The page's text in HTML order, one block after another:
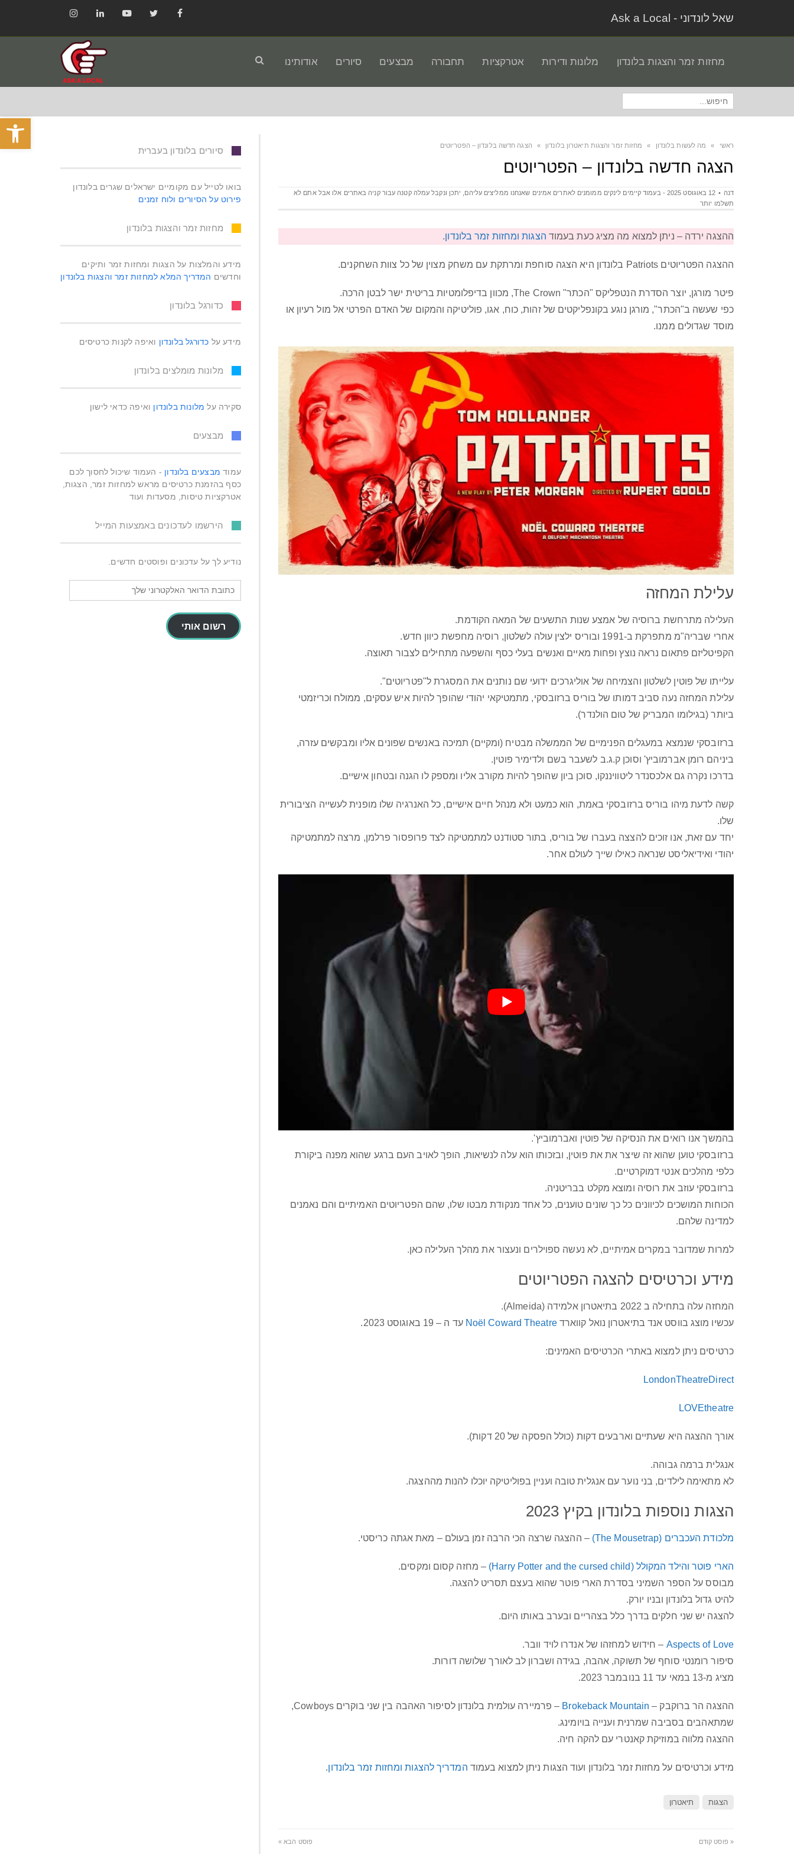
פתח
שאל לונדוני - Ask a Local
מחזות זמר והצגות בלונדון מלונות ודירות אטרקציות תחבורה מבצעים סיורים אודותינו
חיפוש
ראשי » מה לעשות בלונדון » מחזות זמר והצגות תיאטרון בלונדון » הצגה חדשה בלונדון – הפטריוטים
הצגה חדשה בלונדון – הפטריוטים
דנה
12 באוגוסט 2025 - בעמוד קיימים לינקים ממומנים לאתרים אמינים שאנחנו ממליצים עליהם‫,‬ יתכן ונקבל עמלה קטנה עבור קניה באתרים אלו אבל אתם לא
תשלמו יותר
ההצגה ירדה – ניתן למצוא מה מציג כעת בעמוד הצגות ומחזות זמר בלונדון.
ההצגה הפטריוטים Patriots בלונדון היא הצגה סוחפת ומרתקת עם משחק מצוין של כל צוות השחקנים.
פיטר מורגן, יוצר הסדרת הנטפליקס "הכתר" The Crown, מכוון בדיפלומטיות בריטית ישר לבטן הרכה.
כפי שעשה ב"הכתר", מורגן נוגע בקונפליקטים של זהות, כוח, אגו, פוליטיקה והמקום של האדם הפרטי אל מול רעיון או
מוסד שגדולים ממנו.
עלילת המחזה
העלילה מתרחשת ברוסיה של אמצע שנות התשעים של המאה הקודמת.
אחרי שבריה"מ מתפרקת ב-1991 ובוריס ילצין עולה לשלטון, רוסיה מחפשת כיוון חדש.
הקפיטליזם פתאום נראה נוצץ ופחות מאיים ואנשים בעלי כסף והשפעה מתחילים לצבור תאוצה.
עלייתו של פוטין לשלטון והצמיחה של אוליגרכים ידועי שם נותנים את המסגרת ל"פטריוטים".
עלילת המחזה נעה סביב דמותו של בוריס ברזובסקי, מתמטיקאי יהודי שהופך להיות איש עסקים, ממולח וכריזמטי
ביותר (בגילומו המבריק של טום הולנדר).
ברזובסקי שנמצא במעגלים הפנימיים של הממשלה מבטיח (ומקיים) תמיכה באנשים שפונים אליו ומבקשים עזרה,
ביניהם רומן אברמוביץ' וסוכן ק.ג.ב לשעבר בשם ולדימיר פוטין.
בדרכו נקרה גם אלכסנדר ליטוויננקו, סוכן ביון שהופך להיות מקורב אליו ומספק לו הגנה ובטחון אישיים.
קשה לדעת מיהו בוריס ברזובסקי באמת, הוא כמעט ולא מנהל חיים אישיים, כל האנרגיה שלו מופנית לעשייה הציבורית
שלו.
יחד עם זאת, אנו זוכים להצצה בעברו של בוריס, בתור סטודנט למתמטיקה לצד פרופסור פרלמן, מרצה למתמטיקה
יהודי ואידיאליסט שנראה כאילו שייך לעולם אחר.
בהמשך אנו רואים את הנסיקה של פוטין ואברמוביץ'.
ברזובסקי טוען שהוא זה שיצר את את פוטין, ובזכותו הוא עלה לנשיאות, הופך לאויב העם ברגע שהוא מפנה ביקורת
כלפי מהלכים אנטי דמוקרטיים.
ברזובסקי עוזב את רוסיה ומוצא מקלט בבריטניה.
הכוחות המושכים לכיוונים כל כך שונים טוענים, כל אחד מנקודת מבטו שלו, שהם הפטריוטים האמיתיים והם נאמנים
למדינה שלהם.
למרות שמדובר במקרים אמיתיים, לא נעשה ספוילרים ונעצור את מהלך העלילה כאן.
מידע וכרטיסים להצגה הפטריוטים
המחזה עלה בתחילה ב 2022 בתיאטרון אלמידה (Almeida).
עכשיו מוצג בווסט אנד בתיאטרון נואל קווארדNoël Coward Theatre עד ה – 19 באוגוסט 2023.
כרטיסים ניתן למצוא באתרי הכרטיסים האמינים:
LondonTheatreDirect
LOVEtheatre
אורך ההצגה היא שעתיים וארבעים דקות (כולל הפסקה של 20 דקות).
אנגלית ברמה גבוהה.
לא מתאימה לילדים, בני נוער עם אנגלית טובה ועניין בפוליטיקה יוכלו להנות מההצגה.
הצגות נוספות בלונדון בקיץ 2023
מלכודת העכברים (The Mousetrap) – ההצגה שרצה הכי הרבה זמן בעולם – מאת אגתה כריסטי.
הארי פוטר והילד המקולל (Harry Potter and the cursed child)
– מחזה קסום ומקסים.
מבוסס על הספר השמיני בסדרת הארי פוטר שהוא בעצם תסריט להצגה.
להיט גדול בלונדון ובניו יורק.
להצגה יש שני חלקים בדרך כלל בצהריים ובערב באותו היום.
Aspects of Love – חידוש למחזהו של אנדרו לויד וובר.
סיפור רומנטי סוחף של תשוקה, אהבה, בגידה ושברון לב לאורך שלושה דורות.
מציג מ-13 במאי עד 11 בנובמבר 2023.
ההצגה הר ברוקבק –Brokeback Mountain
– פרמיירה עולמית בלונדון לסיפור האהבה בין שני בוקרים Cowboys,
שמתאהבים בסביבה שמרנית וענייה בויומינג.
ההצגה מלווה במוזיקת קאנטרי עם להקה חיה.
מידע וכרטיסים על מחזות זמר בלונדון ועוד הצגות ניתן למצוא בעמוד המדריך להצגות ומחזות זמר בלונדון.
הצגות תיאטרון
« פוסט קודם פוסט הבא »
סיורים בלונדון בעברית
בואו לטייל עם מקומיים ישראלים שגרים בלונדון
פירוט על הסיורים ולוח זמנים
מחזות זמר והצגות בלונדון
מידע והמלצות על הצגות ומחזות זמר ותיקים
וחדשים המדריך המלא למחזות זמר והצגות בלונדון
כדורגל בלונדון
מידע על כדורגל בלונדון ואיפה לקנות כרטיסים
מלונות מומלצים בלונדון
סקירה על מלונות בלונדון ואיפה כדאי לישון
מבצעים
עמוד מבצעים בלונדון - העמוד שיכול לחסוך לכם
כסף בהזמנת כרטיסים מראש למחזות זמר, הצגות,
אטרקציות טיסות, מסעדות ועוד
הירשמו לעדכונים באמצעות המייל
נודיע לך על עדכונים ופוסטים חדשים.
שלך רשום אותי